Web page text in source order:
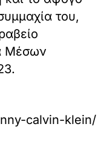
του,
Μέσων
calvin-klein/